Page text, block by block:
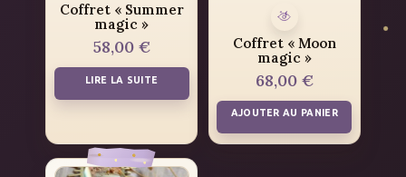
Coffret « Summer
magic »
58,00 €
LIRE LA SUITE
Coffret « Moon
magic »
68,00 €
AJOUTER AU PANIER